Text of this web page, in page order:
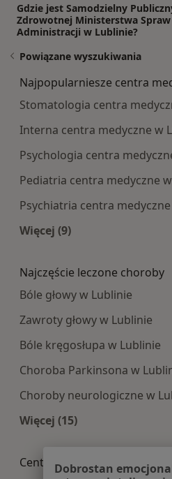
Gdzie jest Samodzielny
Zdrowotnej Ministerstwa
Administracji w Lublinie?
Powiązane wyszukiwania
Najpopularniesze centra
Stomatologia centra
Interna centra medyczne w
Psychologia centra
Pediatria centra medyczne
Psychiatria centra
Więcej (9)
Najczęście leczone choroby
Bóle głowy w Lublinie
Zawroty głowy w Lublinie
Bóle kręgosłupa w Lublinie
Choroba Parkinsona w
Choroby neurologiczne w
Więcej (15)
Centra medyczne
Dobrostan